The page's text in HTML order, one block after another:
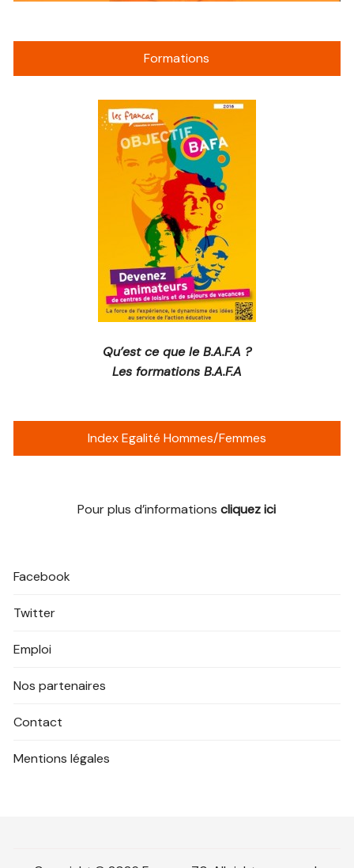
Formations
Qu’est ce que le B.A.F.A ?
Les formations B.A.F.A
Index Egalité Hommes/Femmes
Pour plus d’informationscliquez ici
Facebook
Twitter
Emploi
Nos partenaires
Contact
Mentions légales